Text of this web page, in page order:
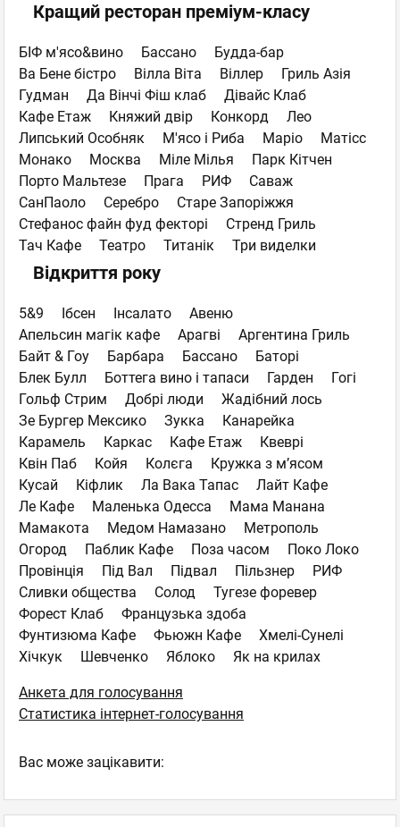
Кращий ресторан преміум-класу
БІФ м'ясо&вино Бассано
Будда-бар
Ва Бене бістро
Вілла Віта Віллер
Гриль Азія
Гудман
Да Вінчі Фіш клаб
Дівайс Клаб
Кафе Етаж
Княжий двір Конкорд
Лео
Липський Особняк
М'ясо i Риба Маріо
Матісс
Монако
Москва Міле Мілья
Парк Кітчен
Порто Мальтезе
Прага РИФ
Саваж
СанПаоло
Серебро
Старе Запоріжжя
Стефанос файн фуд фекторі
Стренд Гриль
Тач Кафе
Театро Титанік Три виделки
Відкриття року
5&9 Ібсен Інсалато
Авеню
Апельсин магік кафе
Арагві
Аргентина Гриль
Байт & Гоу
Барбара Бассано
Баторі
Блек Булл
Боттега вино і тапаси Гарден
Гогі
Гольф Стрим
Добрi люди
Жадібний лось
Зе Бургер Мексико
Зукка
Канарейка
Карамель
Каркас Кафе Етаж
Квеврі
Квін Паб
Койя Колєга
Кружка з м’ясом
Кусай
Кіфлик Ла Вака Тапас
Лайт Кафе
Ле Кафе
Маленька Одесса
Мама Манана
Мамакота
Медом Намазано
Метрополь
Огород
Паблик Кафе Поза часом
Поко Локо
Провінція
Під Вал Підвал Пільзнер
РИФ
Сливки общества
Солод
Тугезе форевер
Форест Клаб
Французька здоба
Фунтизюма Кафе
Фьюжн Кафе
Хмелі-Сунелі
Хічкук
Шевченко Яблоко Як на крилах
Анкета для голосування
Статистика інтернет-голосування
Вас може зацікавити: